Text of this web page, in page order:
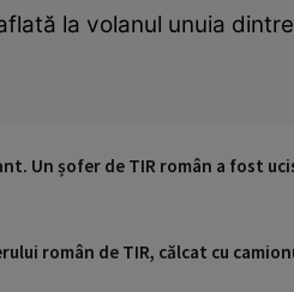
la volanul unuia
Un șofer de TIR român a fost
român de TIR, călcat cu